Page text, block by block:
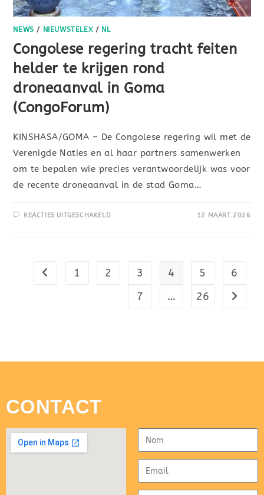
NEWS / NIEUWSTELEX/ NL
Congolese regering tracht feiten
helder te krijgen rond
droneaanval in Goma
(CongoForum)
KINSHASA/GOMA – De Congolese regering wil met de
Verenigde Naties en al haar partners samenwerken
om te bepalen wie precies verantwoordelijk was voor
de recente droneaanval in de stad Goma…
REACTIES UITGESCHAKELD 12 MAART 2026
1 2 3 4 5
6
7
… 26
CONTACT